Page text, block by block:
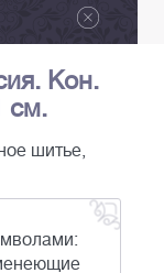
Кон.
см.
шитье,